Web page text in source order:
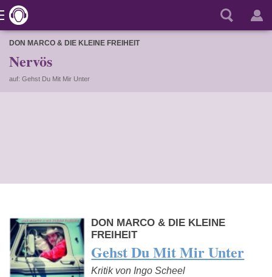
DON MARCO & DIE KLEINE FREIHEIT
Nervös
auf: Gehst Du Mit Mir Unter
DON MARCO & DIE KLEINE
FREIHEIT
Gehst Du Mit Mir Unter
Kritik von Ingo Scheel